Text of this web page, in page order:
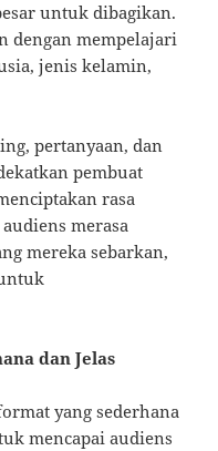
untuk dibagikan.
dengan mempelajari
jenis kelamin,
pertanyaan, dan
pembuat
rasa
merasa
mereka sebarkan,
dan Jelas
yang sederhana
mencapai audiens